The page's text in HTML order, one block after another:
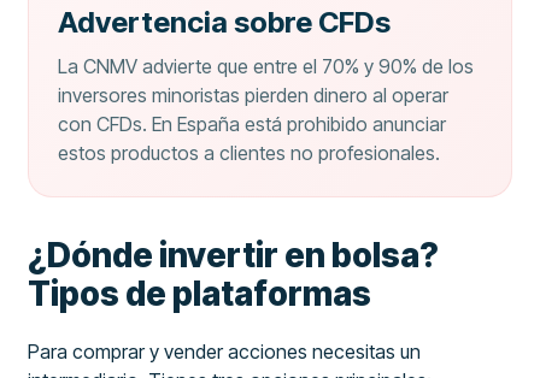
Advertencia sobre CFDs
La CNMV advierte que entre el 70% y 90% de los
inversores minoristas pierden dinero al operar
con CFDs. En España está prohibido anunciar
estos productos a clientes no profesionales.
¿Dónde invertir en bolsa?
Tipos de plataformas
Para comprar y vender acciones necesitas un